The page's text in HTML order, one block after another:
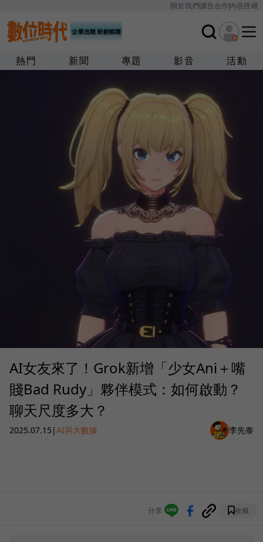
關於我們廣告合作內容授權
熱門 新聞 專題 影音 活動
AI女友來了！Grok新增「少女Ani＋嘴
賤Bad Rudy」夥伴模式：如何啟動？
聊天尺度多大？
2025.07.15 |AI與大數據 李先泰
分享 收藏